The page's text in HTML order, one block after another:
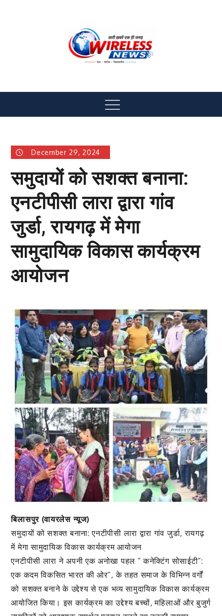
Menu
December 29, 2024
समुदायों को सशक्त बनाना:
एनटीपीसी लारा द्वारा गांव
जुर्डा, रायगढ़ में मेगा
सामुदायिक विकास कार्यक्रम
आयोजन
बिलासपुर (वायरलेस न्यूज)
समुदायों को सशक्त बनाना: एनटीपीसी लारा द्वारा गांव जुर्डा, रायगढ़
में मेगा सामुदायिक विकास कार्यक्रम आयोजन
एनटीपीसी लारा ने अपनी एक अनोखा पहल ” कनेक्टिंग सोसाईटी”:
एक कदम विकसित भारत की ओर”, के तहत समाज के विभिन्न वर्गों
को सशक्त बनाने के उद्देश्य से एक भव्य सामुदायिक विकास कार्यक्रम
आयोजित किया। इस कार्यक्रम का उद्देश्य बच्चों, महिलाओं और बुजुर्ग